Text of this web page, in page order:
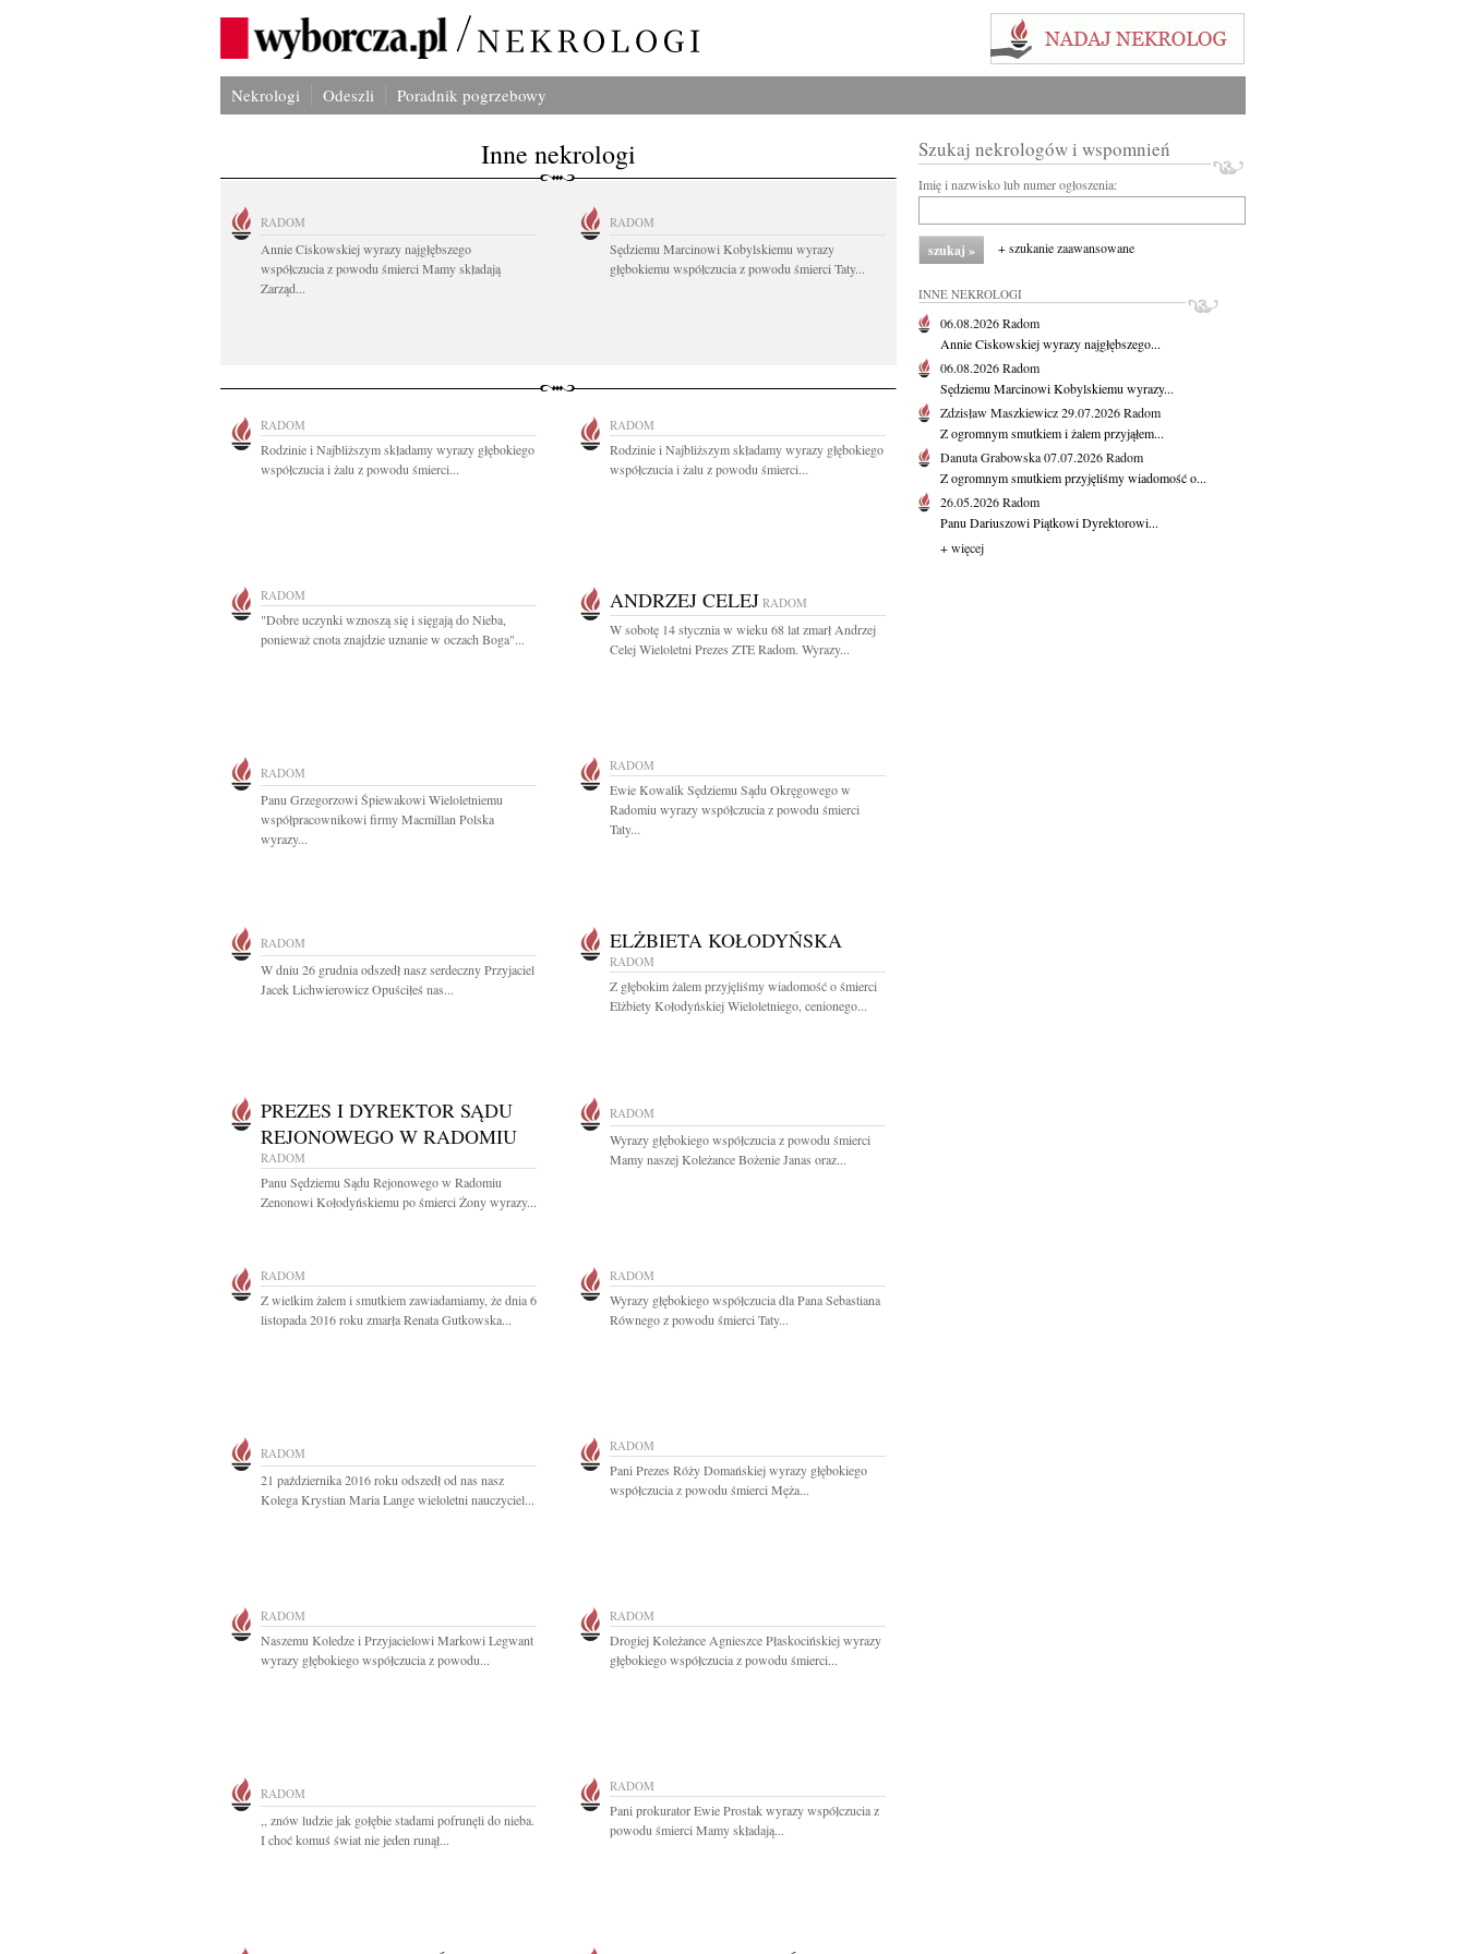
Nekrologi Odeszli Poradnik pogrzebowy
Inne nekrologi
RADOM
Annie Ciskowskiej wyrazy najgłębszego
współczucia z powodu śmierci Mamy składają
Zarząd...
RADOM
Sędziemu Marcinowi Kobylskiemu wyrazy
głębokiemu współczucia z powodu śmierci Taty...
RADOM
Rodzinie i Najbliższym składamy wyrazy głębokiego
współczucia i żalu z powodu śmierci...
RADOM
Rodzinie i Najbliższym składamy wyrazy głębokiego
współczucia i żalu z powodu śmierci...
RADOM
"Dobre uczynki wznoszą się i sięgają do Nieba,
ponieważ cnota znajdzie uznanie w oczach Boga"...
ANDRZEJ CELEJ RADOM
W sobotę 14 stycznia w wieku 68 lat zmarł Andrzej
Celej Wieloletni Prezes ZTE Radom. Wyrazy...
RADOM
Panu Grzegorzowi Śpiewakowi Wieloletniemu
współpracownikowi firmy Macmillan Polska
wyrazy...
RADOM
Ewie Kowalik Sędziemu Sądu Okręgowego w
Radomiu wyrazy współczucia z powodu śmierci
Taty...
RADOM
W dniu 26 grudnia odszedł nasz serdeczny Przyjaciel
Jacek Lichwierowicz Opuściłeś nas...
ELŻBIETA KOŁODYŃSKA
RADOM
Z głębokim żalem przyjęliśmy wiadomość o śmierci
Elżbiety Kołodyńskiej Wieloletniego, cenionego...
PREZES I DYREKTOR SĄDU
REJONOWEGO W RADOMIU
RADOM
Panu Sędziemu Sądu Rejonowego w Radomiu
Zenonowi Kołodyńskiemu po śmierci Żony wyrazy...
RADOM
Wyrazy głębokiego współczucia z powodu śmierci
Mamy naszej Koleżance Bożenie Janas oraz...
RADOM
Z wielkim żalem i smutkiem zawiadamiamy, że dnia 6
listopada 2016 roku zmarła Renata Gutkowska...
RADOM
Wyrazy głębokiego współczucia dla Pana Sebastiana
Równego z powodu śmierci Taty...
RADOM
21 października 2016 roku odszedł od nas nasz
Kolega Krystian Maria Lange wieloletni nauczyciel...
RADOM
Pani Prezes Róży Domańskiej wyrazy głębokiego
współczucia z powodu śmierci Męża...
RADOM
Naszemu Koledze i Przyjacielowi Markowi Legwant
wyrazy głębokiego współczucia z powodu...
RADOM
Drogiej Koleżance Agnieszce Płaskocińskiej wyrazy
głębokiego współczucia z powodu śmierci...
RADOM
,, znów ludzie jak gołębie stadami pofrunęli do nieba.
I choć komuś świat nie jeden runął...
RADOM
Pani prokurator Ewie Prostak wyrazy współczucia z
powodu śmierci Mamy składają...
Szukaj nekrologów i wspomnień
Imię i nazwisko lub numer ogłoszenia:
+ szukanie zaawansowane
INNE NEKROLOGI
06.08.2026Radom
Annie Ciskowskiej wyrazy najgłębszego...
06.08.2026Radom
Sędziemu Marcinowi Kobylskiemu wyrazy...
Zdzisław Maszkiewicz29.07.2026Radom
Z ogromnym smutkiem i żalem przyjąłem...
Danuta Grabowska07.07.2026Radom
Z ogromnym smutkiem przyjęliśmy wiadomość o...
26.05.2026Radom
Panu Dariuszowi Piątkowi Dyrektorowi...
+ więcej